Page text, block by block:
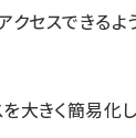
セスできるよ
きく簡易化し